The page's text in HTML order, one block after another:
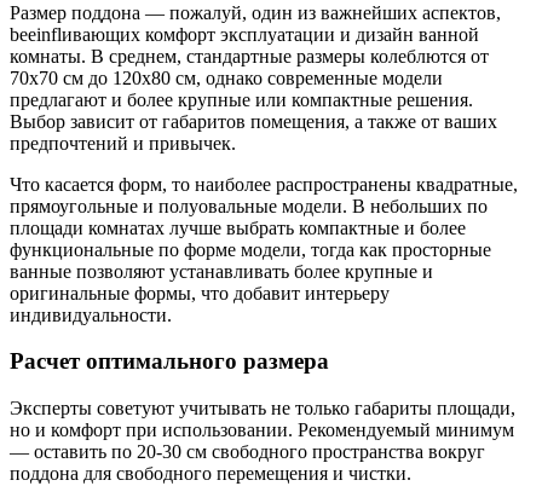
Размер поддона — пожалуй, один из важнейших аспектов,
beeinflивающих комфорт эксплуатации и дизайн ванной
комнаты. В среднем, стандартные размеры колеблются от
70х70 см до 120х80 см, однако современные модели
предлагают и более крупные или компактные решения.
Выбор зависит от габаритов помещения, а также от ваших
предпочтений и привычек.
Что касается форм, то наиболее распространены квадратные,
прямоугольные и полуовальные модели. В небольших по
площади комнатах лучше выбрать компактные и более
функциональные по форме модели, тогда как просторные
ванные позволяют устанавливать более крупные и
оригинальные формы, что добавит интерьеру
индивидуальности.
Расчет оптимального размера
Эксперты советуют учитывать не только габариты площади,
но и комфорт при использовании. Рекомендуемый минимум
— оставить по 20-30 см свободного пространства вокруг
поддона для свободного перемещения и чистки.